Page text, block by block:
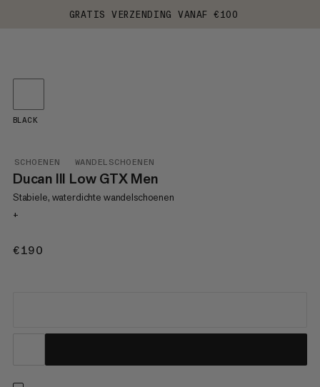
GRATIS VERZENDING VANAF €100
SCHOENEN WANDELSCHOENEN
Ducan III Low GTX Men
Stabiele, waterdichte wandelschoenen
+
€190
BLACK